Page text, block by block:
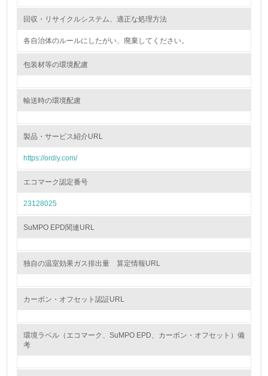
従業員が環境方針に基づいて自分の業務の中で行うべき環
→ 導入している規格名
資源・エネルギー
回収・リサイクルシステム、適正な処理方法
各自治体のルールにしたがい、廃棄してください。
包装材等の環境配慮
輸送時の環境配慮
製品・サービス紹介URL
https://ordiy.com/
エコマーク認定番号
23128025
SuMPO EPD関連URL
独自の温室効果ガス排出量 算定情報URL
カーボン・オフセット認証URL
環境ラベル（エコマーク、SuMPO EPD、カーボン・オフセット）備
考